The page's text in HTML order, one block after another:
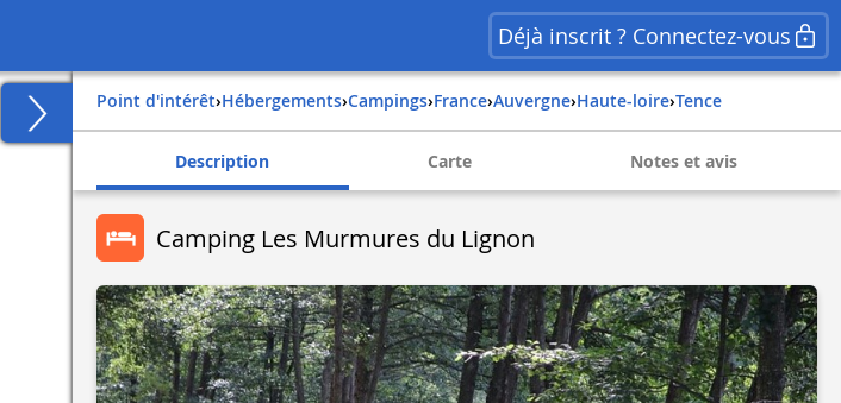
Déjà inscrit ? Connectez-vous
Point d'intérêt› Hébergements› Campings› france› auvergne› haute-loire› tence
Description Carte Notes et avis
Camping Les Murmures du Lignon